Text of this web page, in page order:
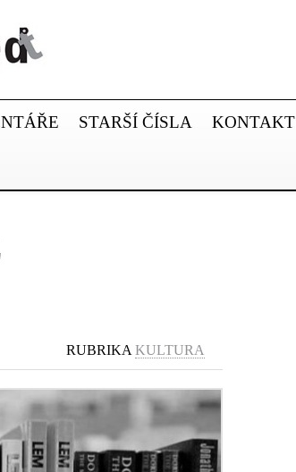
STARŠÍ ČÍSLA KONTAKT
RUBRIKA KULTURA